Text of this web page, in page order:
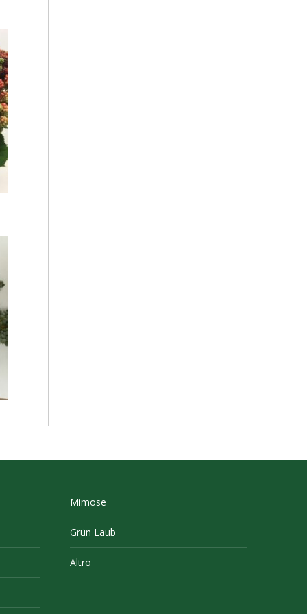
Mimose
Grün Laub
Altro